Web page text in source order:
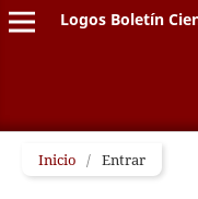
Logos Boletín
Inicio / Entrar